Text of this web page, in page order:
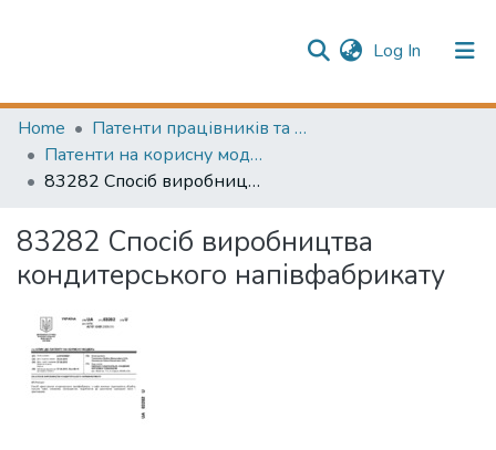
Log In (current)
Communities & Collections
All of Repository
Publication information
Home
Патенти працівників та авторські свідоцтва на винахід (Employee patents and copyright certificates for inventions)
Патенти на корисну модель (Utility model patents)
83282 Спосіб виробництва кондитерського напівфабрикату
83282 Спосіб виробництва
кондитерського напівфабрикату